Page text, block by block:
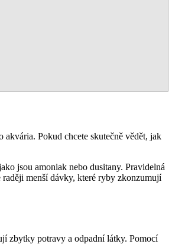
Pokud chcete skutečně vědět, jak
jsou amoniak nebo dusitany. Pravidelná
menší dávky, které ryby zkonzumují
zbytky potravy a odpadní látky. Pomocí